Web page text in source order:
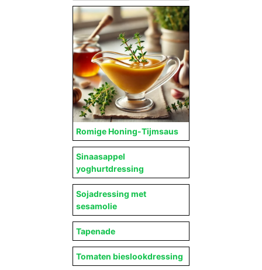
Romige Honing-Tijmsaus
Sinaasappel
yoghurtdressing
Sojadressing met
sesamolie
Tapenade
Tomaten bieslookdressing